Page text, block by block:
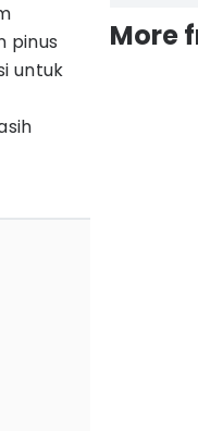
pinus
untuk
More